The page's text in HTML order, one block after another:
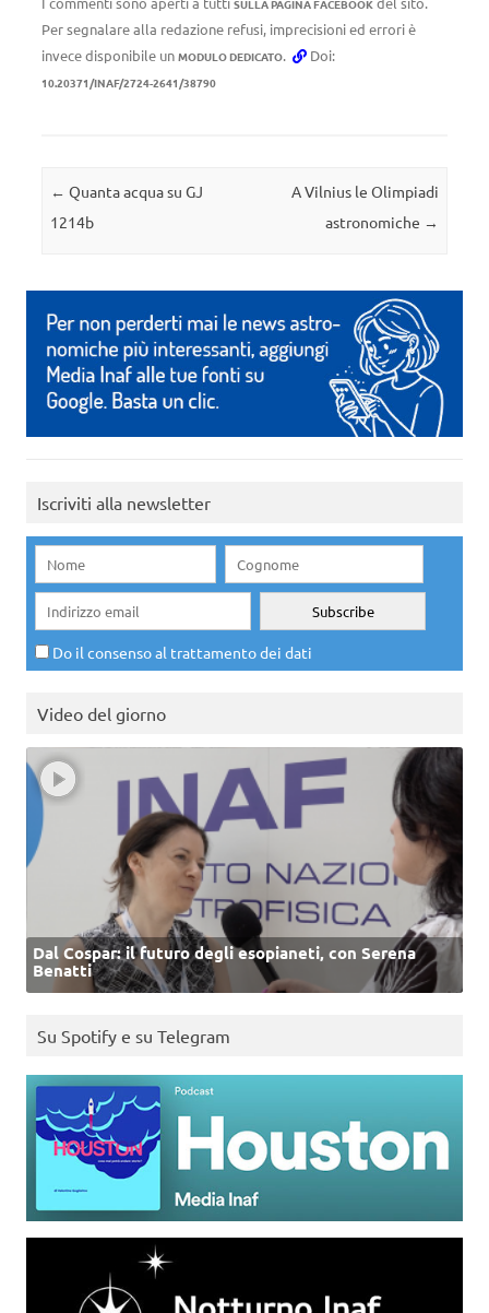
SULLA PAGINA FACEBOOK
Per segnalare alla redazione refusi, imprecisioni ed errori è
invece disponibile un MODULO DEDICATO. Doi:
10.20371/INAF/2724-2641/38790
Navigazione articolo
← Quanta acqua su GJ
1214b
A Vilnius le Olimpiadi
astronomiche →
Iscriviti alla newsletter
Do il consenso al trattamento dei dati
Video del giorno
Dal Cospar: il futuro degli esopianeti, con Serena
Benatti
Su Spotify e su Telegram